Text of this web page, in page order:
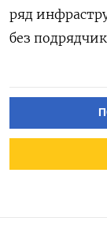
ряд
без